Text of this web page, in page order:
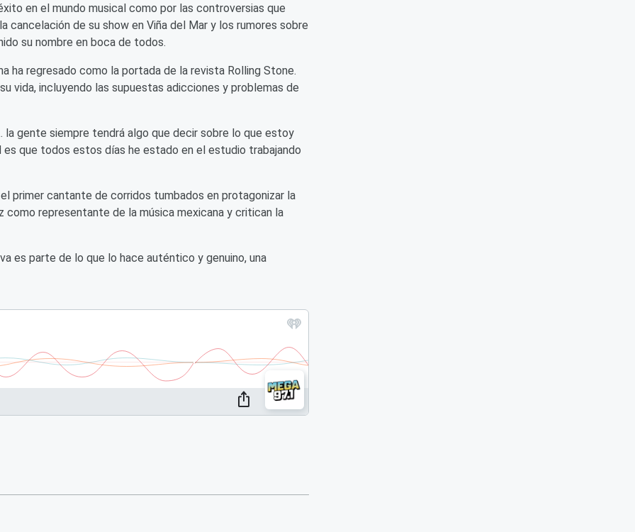
en el mundo musical como por las controversias que
cancelación de su show en Viña del Mar y los rumores sobre
su nombre en boca de todos.
ha regresado como la portada de la revista Rolling Stone.
vida, incluyendo las supuestas adicciones y problemas de
la gente siempre tendrá algo que decir sobre lo que estoy
es que todos estos días he estado en el estudio trabajando
primer cantante de corridos tumbados en protagonizar la
representante de la música mexicana y critican la
es parte de lo que lo hace auténtico y genuino, una